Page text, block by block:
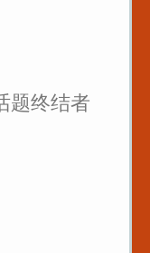
题终结者